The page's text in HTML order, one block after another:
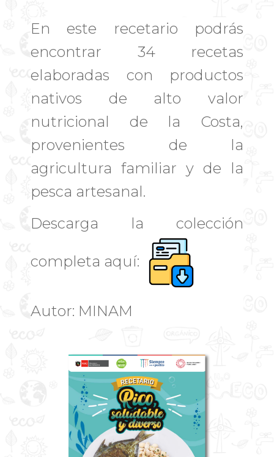
En este recetario podrás
encontrar 34 recetas
elaboradas con productos
nativos de alto valor
nutricional de la Costa,
provenientes de la
agricultura familiar y de la
pesca artesanal.
Descarga la colección
completa aquí:
Autor: MINAM